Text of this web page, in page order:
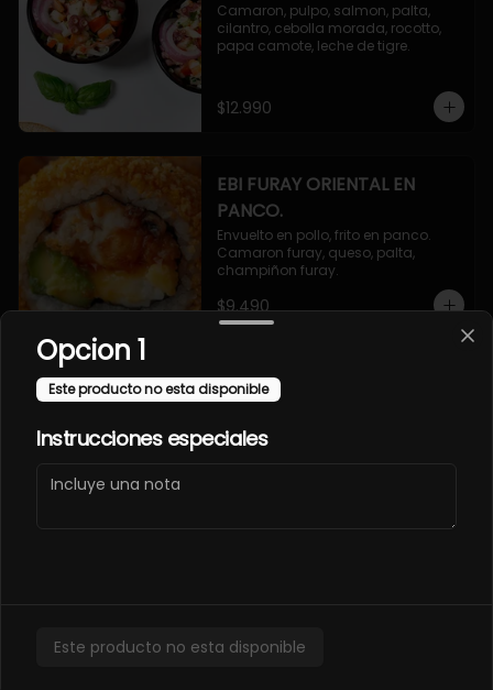
Camaron, pulpo, salmon, palta,
cilantro, cebolla morada, rocotto,
papa camote, leche de tigre.
$12.990
EBI FURAY ORIENTAL EN
PANCO.
Envuelto en pollo, frito en panco.
Camaron furay, queso, palta,
champiñon furay.
$9.490
EBI MAGURO ACEVICHON
EN PANCO.
Frito en panco, cubierto con atun
fresco, salsa acevichada y toques
salmon fresco, salsa acevichada y
Opcion 1
Este producto no esta disponible
Instrucciones especiales
Este producto no esta disponible